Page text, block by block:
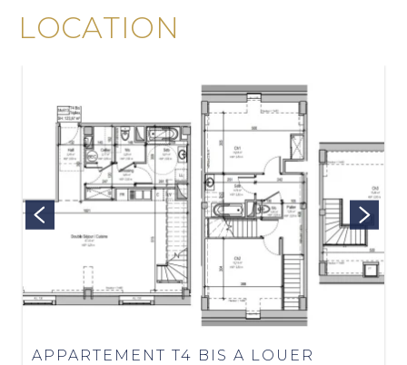
LOCATION
APPARTEMENT T4 BIS A LOUER